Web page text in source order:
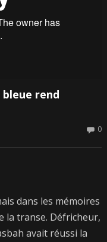
rend
0
dans les mémoires
la transe. Défricheur,
avait réussi la